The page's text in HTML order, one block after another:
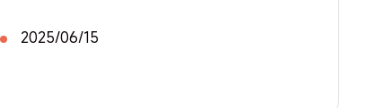
2025/06/15